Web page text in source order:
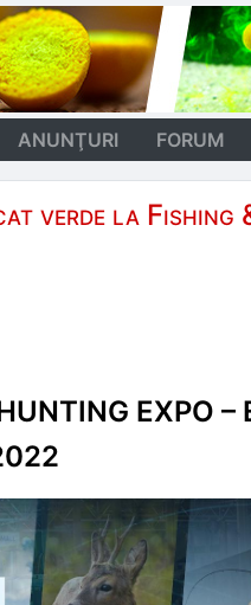
ANUNŢURI FORUM
verde la Fishing
EXPO